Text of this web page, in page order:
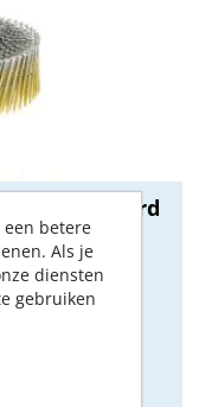
een betere
Als je
diensten
gebruiken